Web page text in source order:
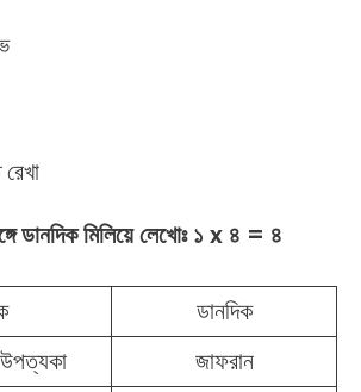
ডানদিক মিলিয়ে লেখোঃ ১ x ৪ = ৪
ডানদিক
উপত্যকা
জাফরান